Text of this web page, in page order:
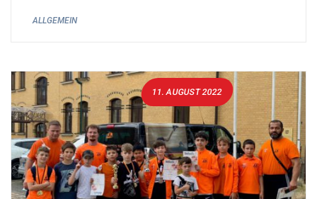
ALLGEMEIN
11. AUGUST 2022